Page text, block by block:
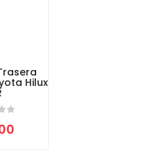
Hilux